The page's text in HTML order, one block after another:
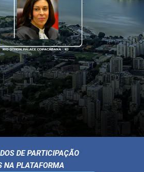
DE PARTICIPAÇÃO
NA PLATAFORMA